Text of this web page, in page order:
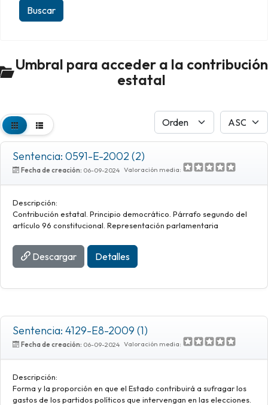
Umbral para acceder a la contribución
estatal
Sentencia: 0591-E-2002 (2)
Fecha de creación: 06-09-2024 Valoración media:
Descripción:
Contribución estatal. Principio democrático. Párrafo segundo del
artículo 96 constitucional. Representación parlamentaria
Descargar Detalles
Sentencia: 4129-E8-2009 (1)
Fecha de creación: 06-09-2024 Valoración media:
Descripción:
Forma y la proporción en que el Estado contribuirá a sufragar los
gastos de los partidos políticos que intervengan en las elecciones.